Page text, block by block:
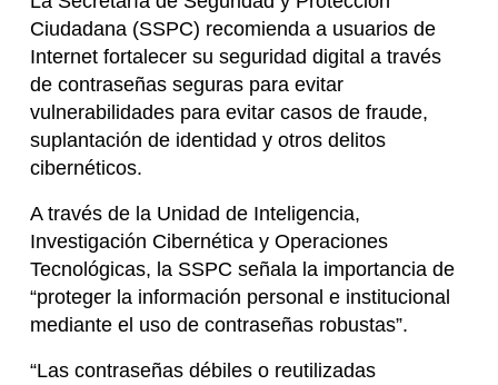
Ciudadana (SSPC) recomienda a usuarios de
Internet fortalecer su seguridad digital a través
de contraseñas seguras para evitar
vulnerabilidades para evitar casos de fraude,
suplantación de identidad y otros delitos
cibernéticos.
A través de la Unidad de Inteligencia,
Investigación Cibernética y Operaciones
Tecnológicas, la SSPC señala la importancia de
“proteger la información personal e institucional
mediante el uso de contraseñas robustas”.
“Las contraseñas débiles o reutilizadas